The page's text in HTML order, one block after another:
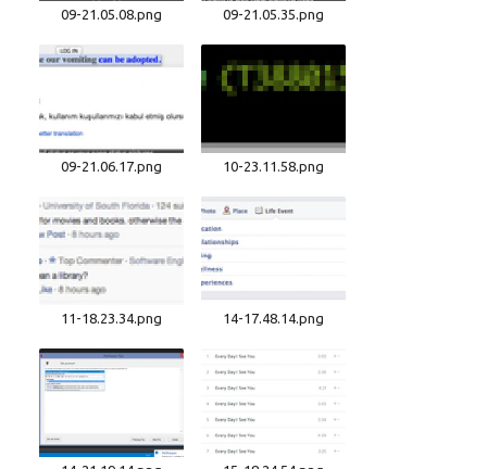
09-21.05.08.png 09-21.05.35.png
09-21.06.17.png 10-23.11.58.png
11-18.23.34.png 14-17.48.14.png